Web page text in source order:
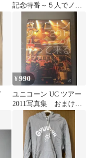
記念特番～５人でノリ
ノリ35祭」キーホルダ
ー 5個
¥990
ユニコーン UC ツアー
2011写真集 おまけ写